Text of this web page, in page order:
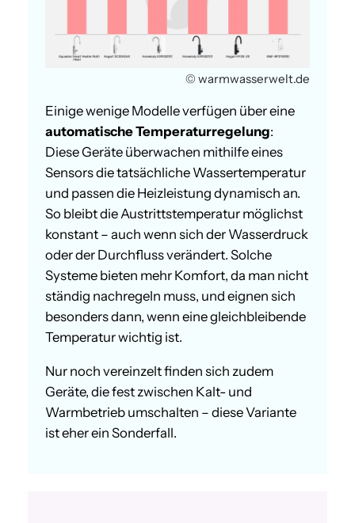
© warmwasserwelt.de
Einige wenige Modelle verfügen über eine
automatische Temperaturregelung:
Diese Geräte überwachen mithilfe eines
Sensors die tatsächliche Wassertemperatur
und passen die Heizleistung dynamisch an.
So bleibt die Austrittstemperatur möglichst
konstant – auch wenn sich der Wasserdruck
oder der Durchfluss verändert. Solche
Systeme bieten mehr Komfort, da man nicht
ständig nachregeln muss, und eignen sich
besonders dann, wenn eine gleichbleibende
Temperatur wichtig ist.
Nur noch vereinzelt finden sich zudem
Geräte, die fest zwischen Kalt- und
Warmbetrieb umschalten – diese Variante
ist eher ein Sonderfall.